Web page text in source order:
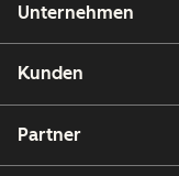
Unternehmen
Kunden
Partner